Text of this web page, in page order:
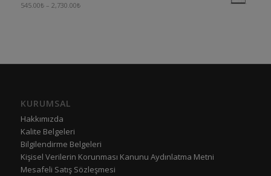
545.00₺ – 2,730.00₺
KURUMSAL
Hakkımızda
Kalite Belgeleri
Bilgilendirme Belgeleri
Kişisel Verilerin Korunması Kanunu Aydınlatma Metni
Mesafeli Satış Sözleşmesi